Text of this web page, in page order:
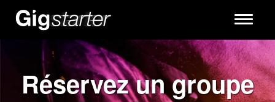
Toggle
Réservez un groupe